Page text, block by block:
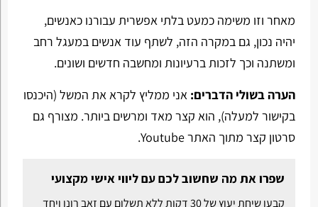
מאחר וזו משימה כמעט בלתי אפשרית עבורנו כאנשים,
יהיה נכון, גם במקרה הזה, לשתף עוד אנשים במעגל רחב
ומשתנה וכך לזכות ברעיונות ומחשבה חדשים ושונים.
הערה בשולי הדברים: אני ממליץ לקרא את המשל (היכנסו
בקישור למעלה), הוא קצר מאד ומרשים ביותר. מצורף גם
סרטון קצר מתוך האתר Youtube.
שפרו את מה שחשוב לכם עם ליווי אישי מקצועי
קבעו שיחת יעוץ של 30 דקות ללא תשלום עם זאב רונן ויחד